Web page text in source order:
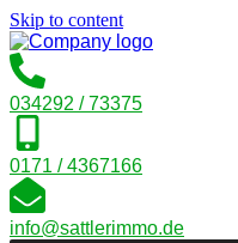
Skip to content
034292 / 73375
0171 / 4367166
info@sattlerimmo.de